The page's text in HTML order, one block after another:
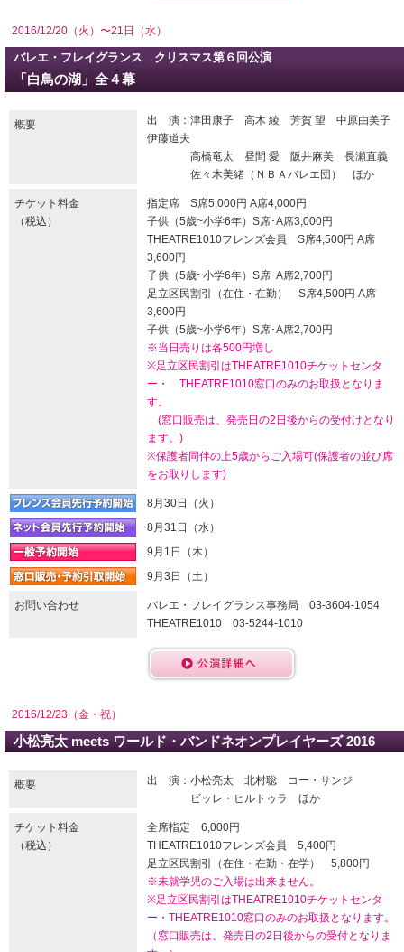
2016/12/20（火）〜21日（水）
バレエ・フレイグランス クリスマス第６回公演
「白鳥の湖」全４幕
概要
出 演：津田康子 高木 綾 芳賀 望 中原由美子
伊藤道夫
高橋竜太 昼間 愛 阪井麻美 長瀬直義
佐々木美緒（ＮＢＡバレエ団） ほか
チケット料金
（税込）
指定席 S席5,000円 A席4,000円
子供（5歳~小学6年）S席･A席3,000円
THEATRE1010フレンズ会員 S席4,500円 A席
3,600円
子供（5歳~小学6年）S席･A席2,700円
足立区民割引（在住・在勤） S席4,500円 A席
3,600円
子供（5歳~小学6年）S席･A席2,700円
※当日売りは各500円増し
※足立区民割引はTHEATRE1010チケットセンタ
ー・ THEATRE1010窓口のみのお取扱となりま
す。
(窓口販売は、発売日の2日後からの受付けとなり
ます。)
※保護者同伴の上5歳からご入場可(保護者の並び席
をお取りします)
8月30日（火）
8月31日（水）
9月1日（木）
9月3日（土）
お問い合わせ
バレエ・フレイグランス事務局 03-3604-1054
THEATRE1010 03-5244-1010
2016/12/23（金・祝）
小松亮太 meets ワールド・バンドネオンプレイヤーズ 2016
概要
出 演：小松亮太 北村聡 コー・サンジ
ビッレ・ヒルトゥラ ほか
チケット料金
（税込）
全席指定 6,000円
THEATRE1010フレンズ会員 5,400円
足立区民割引（在住・在勤・在学） 5,800円
※未就学児のご入場は出来ません。
※足立区民割引はTHEATRE1010チケットセンタ
ー・THEATRE1010窓口のみのお取扱となります。
（窓口販売は、発売日の2日後からの受付となりま